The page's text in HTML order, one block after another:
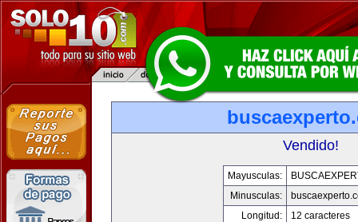
Vendido!
Mayusculas:
Minusculas:
Longitud:
12 caracteres